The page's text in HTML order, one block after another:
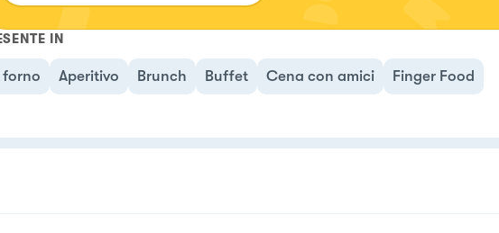
IN
forno Aperitivo Brunch Buffet Cena con amici Finger Food